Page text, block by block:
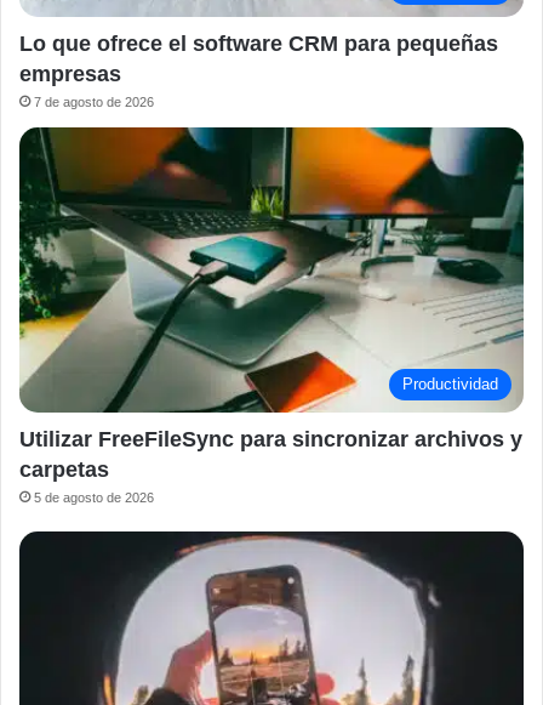
Lo que ofrece el software CRM para pequeñas
empresas
7 de agosto de 2026
Productividad
Utilizar FreeFileSync para sincronizar archivos y
carpetas
5 de agosto de 2026